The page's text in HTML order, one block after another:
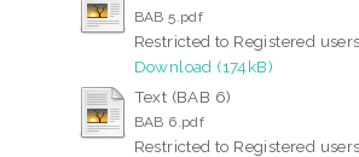
BAB 5.pdf
Restricted to Registered
Download (174kB)
Text (BAB 6)
BAB 6.pdf
Restricted to Registered